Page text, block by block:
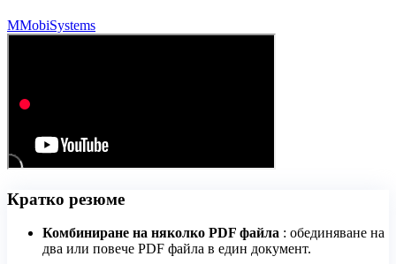
MMobiSystems
Кратко резюме
Комбиниране на няколко PDF файла : обединяване на
два или повече PDF файла в един документ.